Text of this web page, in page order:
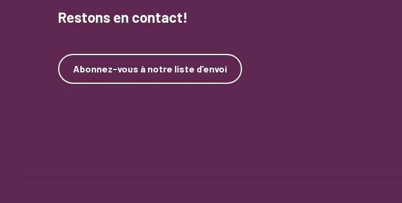
Restons en contact!
Abonnez-vous à notre liste d’envoi